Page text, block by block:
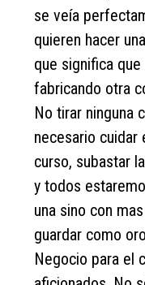
se veía
quieren hacer
que significa
fabricando otra
No tirar ninguna
necesario cuidar
curso, subastar
y todos
una sino con
guardar como
Negocio para el